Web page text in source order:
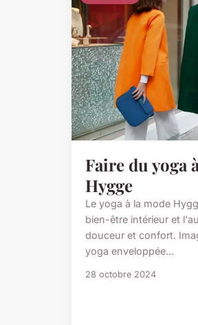
Faire du yoga
Hygge
Le yoga à la mode
bien-être intérieur et
douceur et confort.
yoga enveloppée...
28 octobre 2024